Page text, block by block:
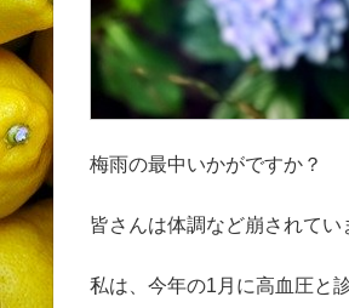
梅雨の最中いかがですか？
皆さんは体調など崩されてい
私は、今年の1月に高血圧と